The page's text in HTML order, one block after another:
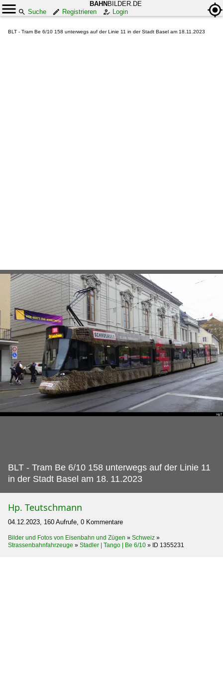
BAHN BILDER.DE
Suche
Registrieren Login
BLT - Tram Be 6/10 158 unterwegs auf der Linie 11 in der Stadt Basel am 18.11.2023
BLT - Tram Be 6/10 158 unterwegs auf der Linie 11
in der Stadt Basel am 18. 11.2023
Hp. Teutschmann
04.12.2023, 160 Aufrufe, 0 Kommentare
Bilder und Fotos von Eisenbahn und Zügen » Schweiz »
Strassenbahnfahrzeuge » Stadler | Tango | Be 6/10 » ID 1355231